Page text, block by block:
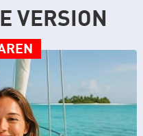
VERSION